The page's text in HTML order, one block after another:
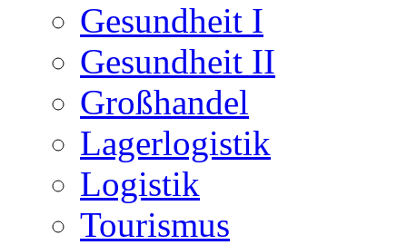
Gesundheit I
Gesundheit II
Großhandel
Lagerlogistik
Logistik
Tourismus